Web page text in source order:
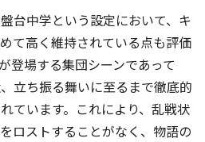
台中学という設定において、キ
て高く維持されている点も評価
登場する集団シーンであって
立ち振る舞いに至るまで徹底的
ています。これにより、乱戦状
ロストすることがなく、物語の